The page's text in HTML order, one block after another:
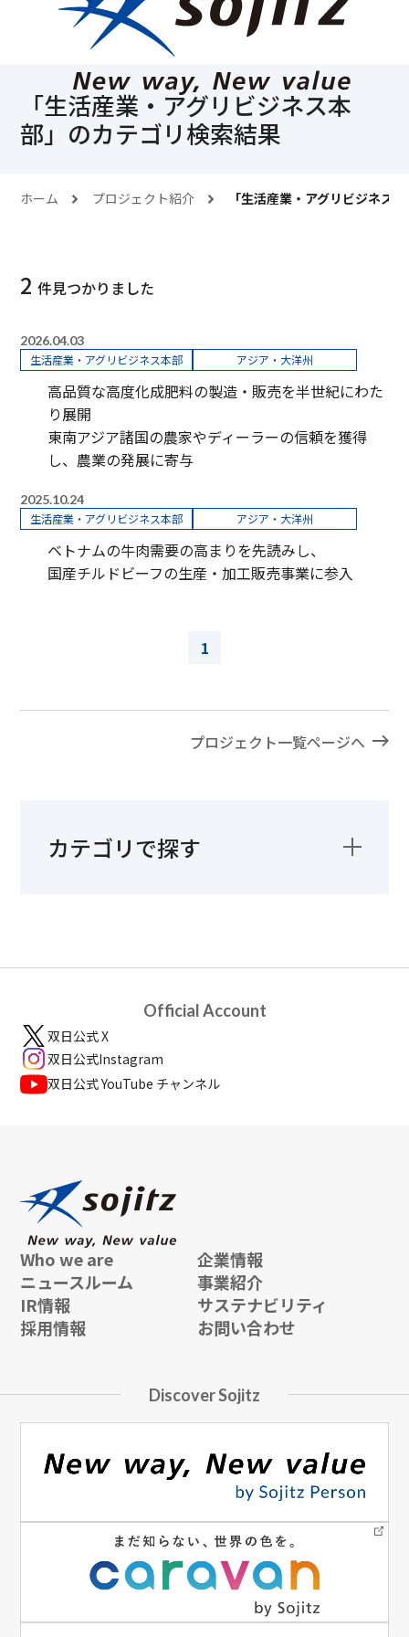
「生活産業・アグリビジネス本
部」のカテゴリ検索結果
ホーム プロジェクト紹介 「生活産業・アグリビジネス
2 件見つかりました
2026.04.03
生活産業・アグリビジネス本部
アジア・大洋州
高品質な高度化成肥料の製造・販売を半世紀にわた
り展開
東南アジア諸国の農家やディーラーの信頼を獲得
し、農業の発展に寄与
2025.10.24
生活産業・アグリビジネス本部
アジア・大洋州
ベトナムの牛肉需要の高まりを先読みし、
国産チルドビーフの生産・加工販売事業に参入
1
プロジェクト一覧ページへ
カテゴリで探す
Official Account
双日公式 X
双日公式Instagram
双日公式 YouTube チャンネル
Who we are
企業情報
ニュースルーム
事業紹介
IR情報
サステナビリティ
採用情報
お問い合わせ
Discover Sojitz